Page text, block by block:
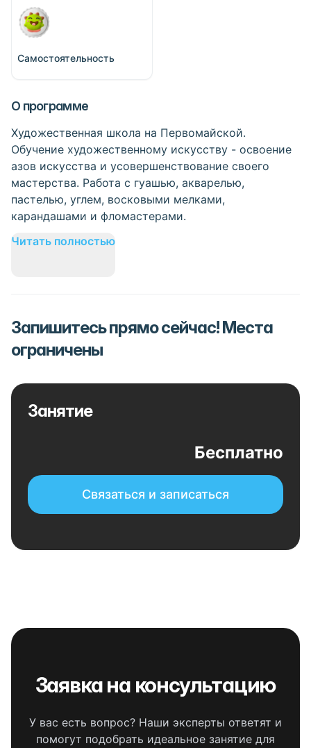
Самостоятельность
О программе
Художественная школа на Первомайской.
Обучение художественному искусству - освоение
азов искусства и усовершенствование своего
мастерства. Работа с гуашью, акварелью,
пастелью, углем, восковыми мелками,
карандашами и фломастерами.
Читать полностью
Запишитесь прямо сейчас! Места
ограничены
Занятие
Бесплатно
Связаться и записаться
Заявка на консультацию
У вас есть вопрос? Наши эксперты ответят и
помогут подобрать идеальное занятие для